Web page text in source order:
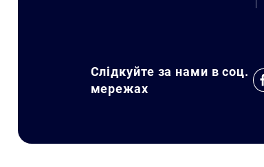
Слідкуйте за нами в соц.
мережах